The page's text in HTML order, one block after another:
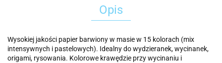
Opis
Wysokiej jakości papier barwiony w masie w 15 kolorach (mix
intensywnych i pastelowych). Idealny do wydzieranek, wycinanek,
origami, rysowania. Kolorowe krawędzie przy wycinaniu i